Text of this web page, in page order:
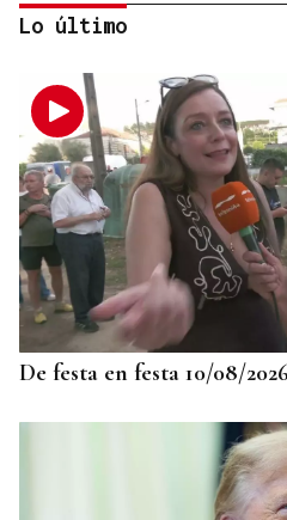
PCR NEGATIVA
El turista franco-
Hantavirus recibe el alta
Lo último
De festa en festa 10/08/